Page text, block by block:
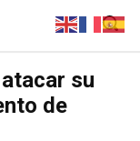
su
de